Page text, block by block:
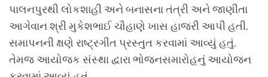
પાલનપુરથી લોકશાહી અને બનાસના તંત્રી અને જાણીતા
આગેવાન શ્રી મુકેશભાઈ ચૌહાણે ખાસ હાજરી આપી હતી.
સમાપનની ક્ષણે રાષ્ટ્રગીત પ્રસ્તુત કરવામાં આવ્યું હતું.
તેમજ આયોજક સંસ્થા દ્વારા ભોજનસમારોહનું આયોજન